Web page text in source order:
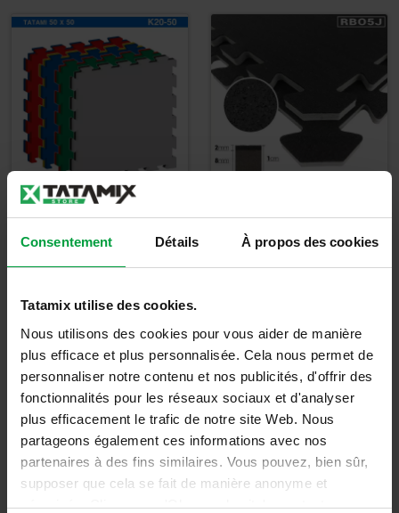
Consentement Détails À propos des cookies
Tatamix utilise des cookies.
Nous utilisons des cookies pour vous aider de manière
plus efficace et plus personnalisée. Cela nous permet de
personnaliser notre contenu et nos publicités, d'offrir des
fonctionnalités pour les réseaux sociaux et d'analyser
plus efficacement le trafic de notre site Web. Nous
partageons également ces informations avec nos
partenaires à des fins similaires. Vous pouvez, bien sûr,
supposer que cela se fait de manière anonyme et
sécurisée. Cliquez sur 'Ok, vers le site' pour tout
Tapis Tatami K20-
50 - KIT 8 PIÈCES
52,00€
62,40 TTC
Détails
Tatami en
Caoutchouc+EVA -
TTC
Détails